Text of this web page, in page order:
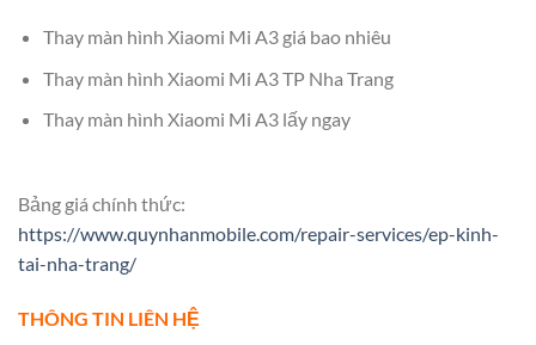
Thay màn hình Xiaomi Mi A3 giá bao nhiêu
Thay màn hình Xiaomi Mi A3 TP Nha Trang
Thay màn hình Xiaomi Mi A3 lấy ngay
Bảng giá chính thức:
https://www.quynhanmobile.com/repair-services/ep-kinh-
tai-nha-trang/
THÔNG TIN LIÊN HỆ